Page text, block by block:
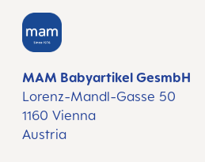
MAM Babyartikel GesmbH
Lorenz-Mandl-Gasse 50
1160 Vienna
Austria